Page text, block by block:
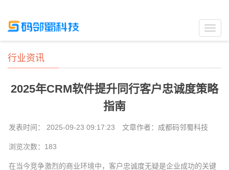
行业资讯
2025年CRM软件提升同行客户忠诚度策略
指南
发表时间： 2025-09-23 09:17:23 文章作者：成都码邻蜀科技
浏览次数： 183
在当今竞争激烈的商业环境中，客户忠诚度无疑是企业成功的关键